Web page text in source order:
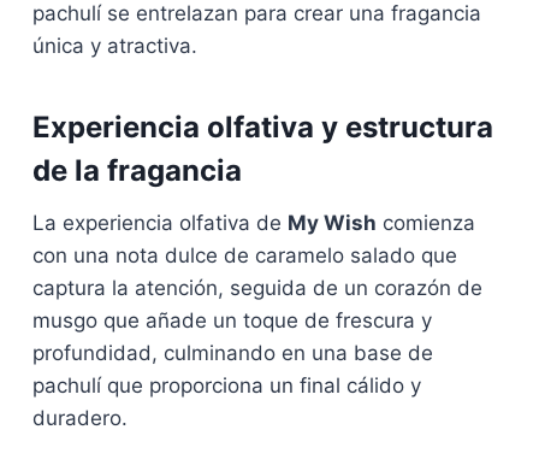
pachulí se entrelazan para crear una fragancia
única y atractiva.
Experiencia olfativa y estructura
de la fragancia
La experiencia olfativa de My Wish comienza
con una nota dulce de caramelo salado que
captura la atención, seguida de un corazón de
musgo que añade un toque de frescura y
profundidad, culminando en una base de
pachulí que proporciona un final cálido y
duradero.